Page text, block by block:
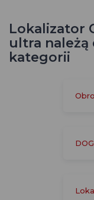
Lokalizator
ultra
kategorii